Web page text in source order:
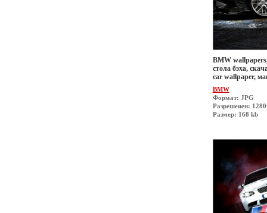
BMW
стола бэха,
car wallpaper,
BMW
Формат: JPG
Разрешеиен:
Размер: 168 kb